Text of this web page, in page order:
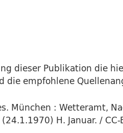
dieser Publikation die
empfohlene
München : Wetteramt,
H. Januar. / CC-